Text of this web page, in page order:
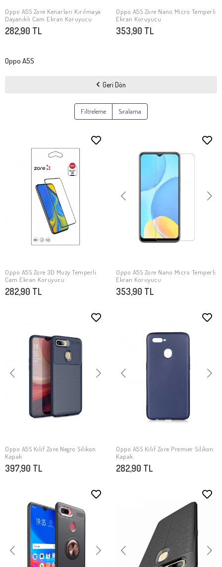
SEPETE EKLE
Oppo A5S Zore Kenarları Kırılmaya
Dayanıklı Cam Ekran Koruyucu
282,90 TL
SEPETE EKLE
Oppo A5S Zore Nano Micro Temperli
Ekran Koruyucu
353,90 TL
Oppo A5S
Geri Dön
Filtreleme Sıralama
SEPETE EKLE
Oppo A5S Zore 3D Muzy Temperli
Cam Ekran Koruyucu
282,90 TL
SEPETE EKLE
Oppo A5S Zore Nano Micro Temperli
Ekran Koruyucu
353,90 TL
SEPETE EKLE
Oppo A5S Kılıf Zore Negro Silikon
Kapak
397,90 TL
SEPETE EKLE
Oppo A5S Kılıf Zore Premier Silikon
Kapak
282,90 TL